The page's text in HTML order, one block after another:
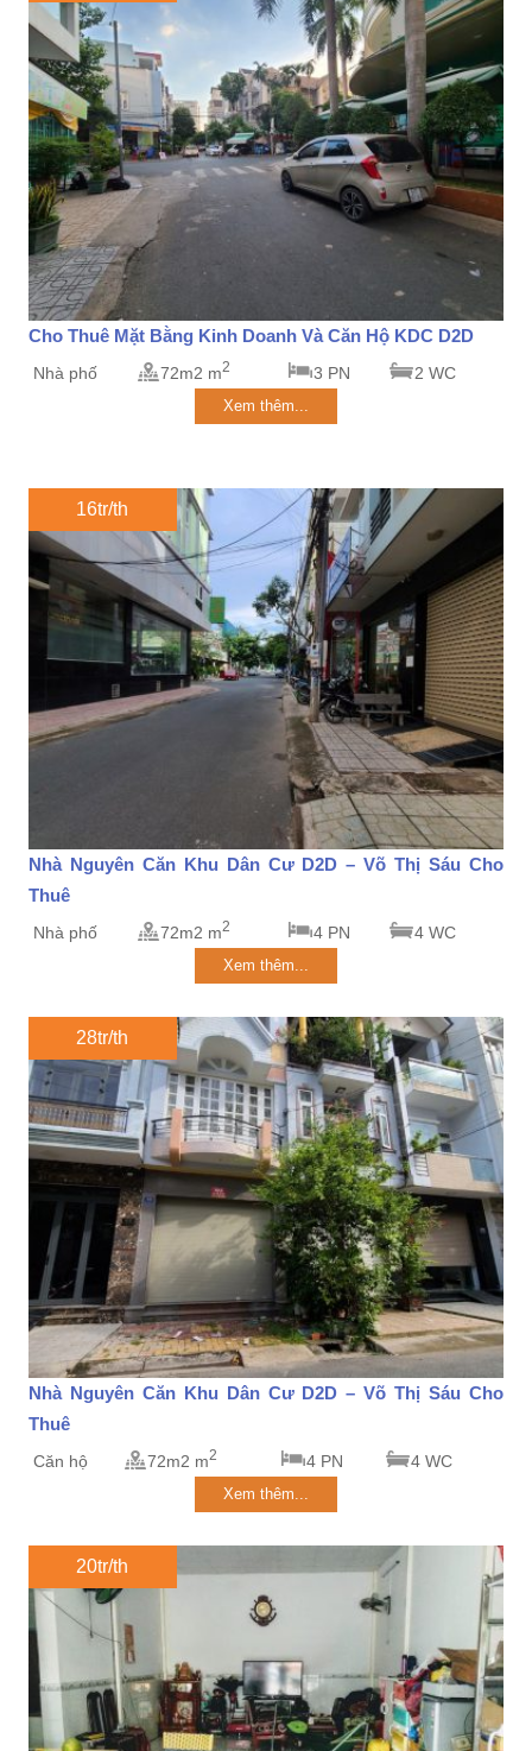
Cho Thuê Mặt Bằng Kinh Doanh Và Căn Hộ KDC D2D
Nhà phố 72m2 m2 3 PN 2 WC
Xem thêm...
16tr/th
Nhà Nguyên Căn Khu Dân Cư D2D – Võ Thị Sáu Cho
Thuê
Nhà phố 72m2 m2 4 PN 4 WC
Xem thêm...
28tr/th
Nhà Nguyên Căn Khu Dân Cư D2D – Võ Thị Sáu Cho
Thuê
Căn hộ 72m2 m2 4 PN 4 WC
Xem thêm...
20tr/th